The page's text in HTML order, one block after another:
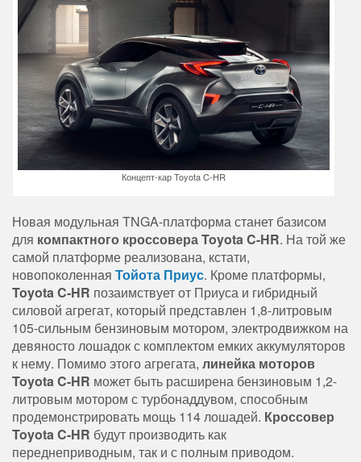
Концепт-кар Toyota C-HR
Новая модульная TNGA-платформа станет базисом
для компактного кроссовера Toyota C-HR. На той же
самой платформе реализована, кстати,
новопоколенная Тойота Приус. Кроме платформы,
Toyota C-HR позаимствует от Приуса и гибридный
силовой агрегат, который представлен 1,8-литровым
105-сильным бензиновым мотором, электродвижком на
девяносто лошадок с комплектом емких аккумуляторов
к нему. Помимо этого агрегата, линейка моторов
Toyota C-HR может быть расширена бензиновым 1,2-
литровым мотором с турбонаддувом, способным
продемонстрировать мощь 114 лошадей. Кроссовер
Toyota C-HR будут производить как
переднеприводным, так и с полным приводом.